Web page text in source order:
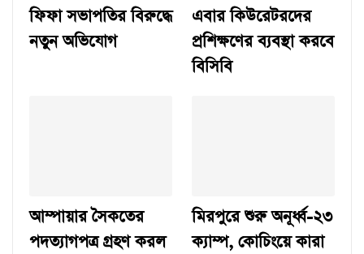
ফিফা সভাপতির বিরুদ্ধে
নতুন অভিযোগ
এবার কিউরেটরদের
প্রশিক্ষণের ব্যবস্থা করবে
বিসিবি
আম্পায়ার সৈকতের
পদত্যাগপত্র গ্রহণ করল
মিরপুরে শুরু অনূর্ধ্ব-২৩
ক্যাম্প, কোচিংয়ে কারা